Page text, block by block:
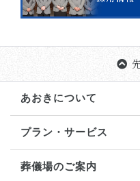
あおきについて
プラン・サービス
葬儀場のご案内